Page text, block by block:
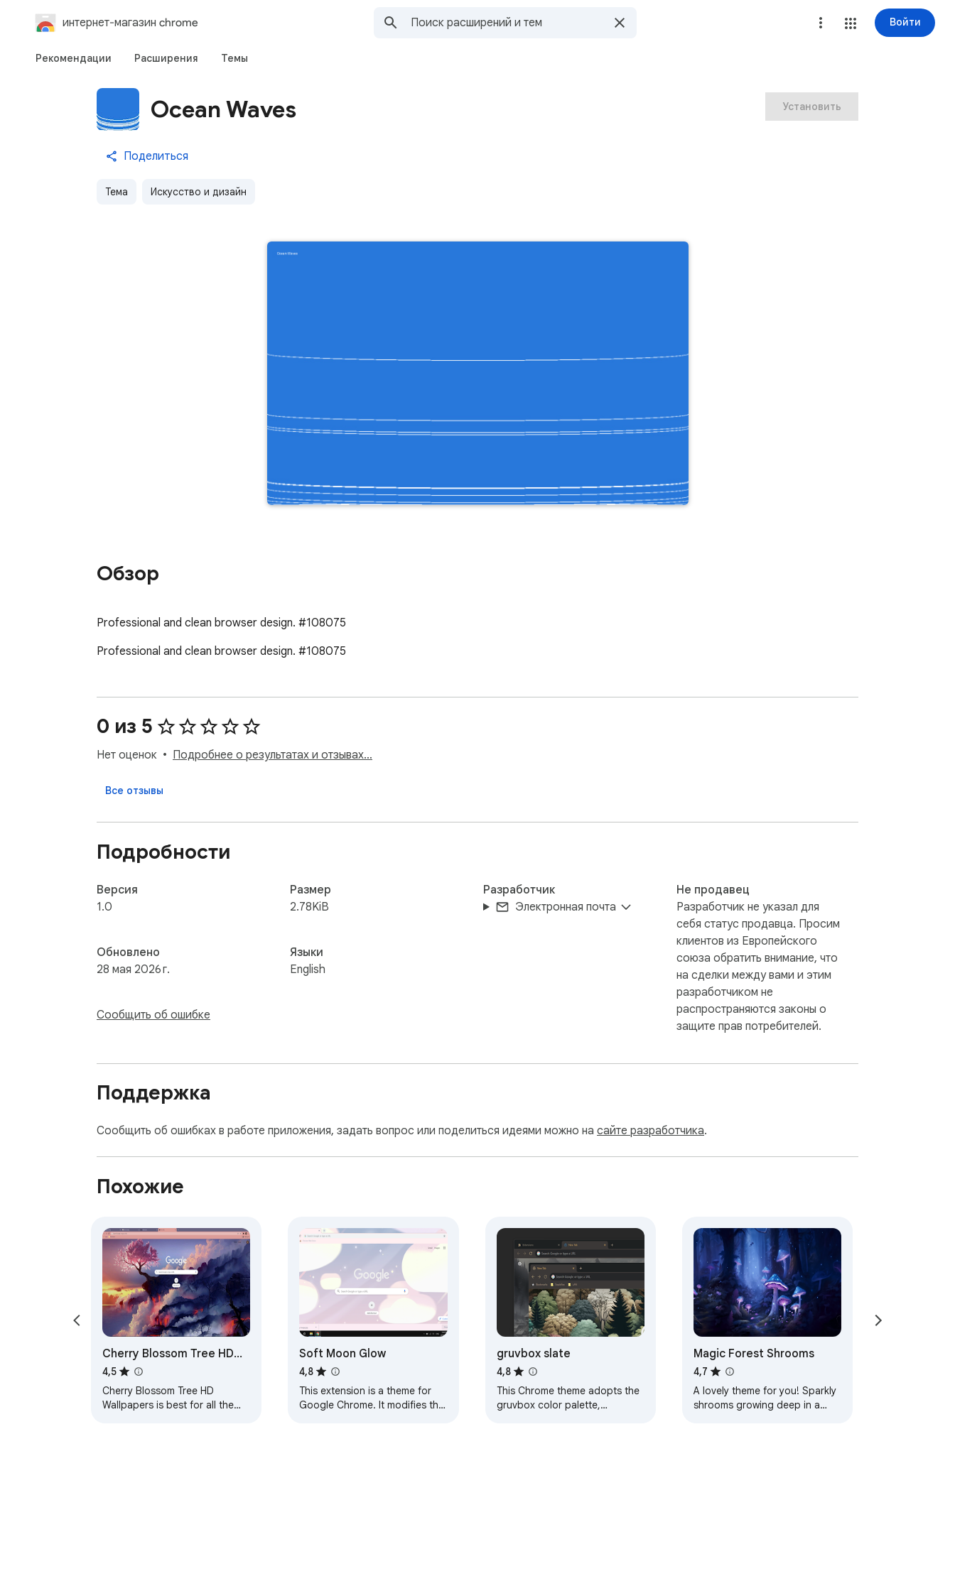
интернет-магазин chrome Войти
Рекомендации Расширения Темы
Ocean Waves
Поделиться
Тема Искусство и дизайн
Установить
Обзор
Professional and clean browser design. #108075
Professional and clean browser design. #108075
0 из 5
Нет оценок Подробнее о результатах и отзывах…
Все отзывы
Подробности
Версия
1.0
Обновлено
28 мая 2026 г.
Сообщить об ошибке
Размер
2.78KiB
Языки
English
Разработчик
Электронная почта
Не продавец
Разработчик не указал для
себя статус продавца. Просим
клиентов из Европейского
союза обратить внимание, что
на сделки между вами и этим
разработчиком не
распространяются законы о
защите прав потребителей.
Поддержка
Сообщить об ошибках в работе приложения, задать вопрос или поделиться идеями можно на сайте разработчика.
Похожие
Cherry Blossom Tree HD
Wallpapers Theme
4,5
Cherry Blossom Tree HD
Wallpapers is best for all the
Soft Moon Glow
4,8
This extension is a theme for
Google Chrome. It modifies the
gruvbox slate
4,8
This Chrome theme adopts the
gruvbox color palette,
Magic Forest Shrooms
4,7
A lovely theme for you! Sparkly
shrooms growing deep in a